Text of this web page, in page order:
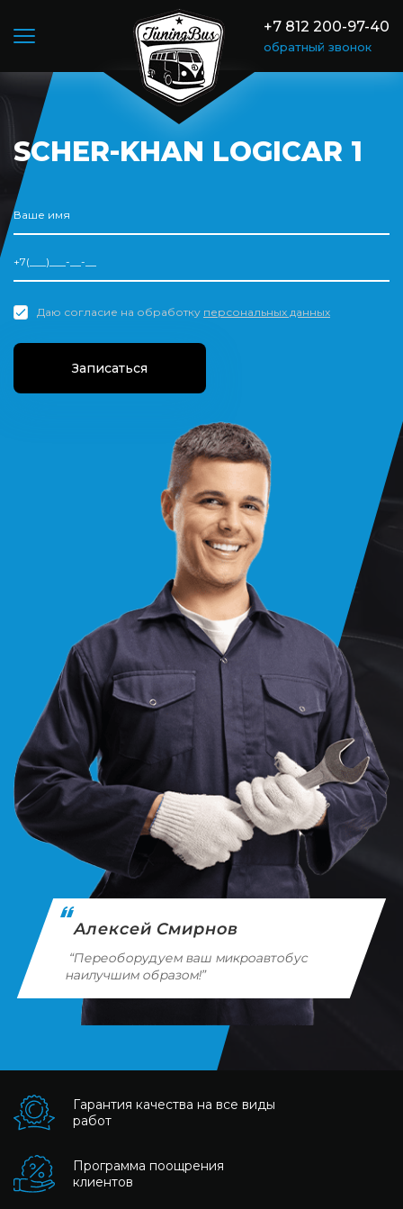
+7 812 200-97-40
обратный звонок
SCHER-KHAN LOGICAR 1
Даю согласие на обработку персональных данных
Записаться
Алексей Смирнов
“Переоборудуем ваш микроавтобус
наилучшим образом!”
Гарантия качества на все виды
работ
Программа поощрения
клиентов